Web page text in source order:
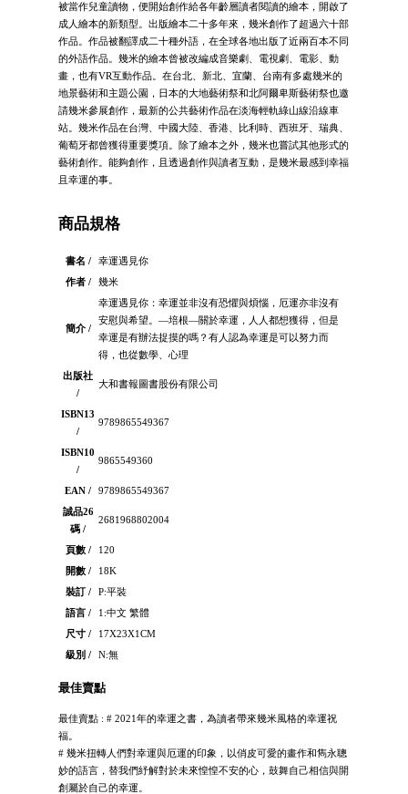
被當作兒童讀物，便開始創作給各年齡層讀者閱讀的繪本，開啟了
成人繪本的新類型。出版繪本二十多年來，幾米創作了超過六十部
作品。作品被翻譯成二十種外語，在全球各地出版了近兩百本不同
的外語作品。幾米的繪本曾被改編成音樂劇、電視劇、電影、動
畫，也有VR互動作品。在台北、新北、宜蘭、台南有多處幾米的
地景藝術和主題公園，日本的大地藝術祭和北阿爾卑斯藝術祭也邀
請幾米參展創作，最新的公共藝術作品在淡海輕軌綠山線沿線車
站。幾米作品在台灣、中國大陸、香港、比利時、西班牙、瑞典、
葡萄牙都曾獲得重要獎項。除了繪本之外，幾米也嘗試其他形式的
藝術創作。能夠創作，且透過創作與讀者互動，是幾米最感到幸福
且幸運的事。
商品規格
書名 /
幸運遇見你
作者 /
幾米
簡介 /
幸運遇見你：幸運並非沒有恐懼與煩惱，厄運亦非沒有
安慰與希望。—培根—關於幸運，人人都想獲得，但是
幸運是有辦法捉摸的嗎？有人認為幸運是可以努力而
得，也從數學、心理
出版社
/
大和書報圖書股份有限公司
ISBN13
/
9789865549367
ISBN10
/
9865549360
EAN /
9789865549367
誠品26
碼 /
2681968802004
頁數 /
120
開數 /
18K
裝訂 /
P:平裝
語言 /
1:中文 繁體
尺寸 /
17X23X1CM
級別 /
N:無
最佳賣點
最佳賣點 : # 2021年的幸運之書，為讀者帶來幾米風格的幸運祝
福。
# 幾米扭轉人們對幸運與厄運的印象，以俏皮可愛的畫作和雋永聰
妙的語言，替我們紓解對於未來惶惶不安的心，鼓舞自己相信與開
創屬於自己的幸運。